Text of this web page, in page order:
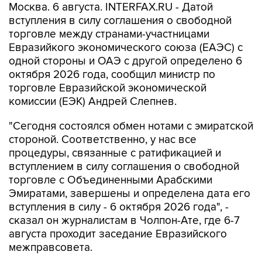
Москва. 6 августа. INTERFAX.RU - Датой
вступления в силу соглашения о свободной
торговле между странами-участницами
Евразийкого экономического союза (ЕАЭС) с
одной стороны и ОАЭ с другой определено 6
октября 2026 года, сообщил министр по
торговле Евразийской экономической
комиссии (ЕЭК) Андрей Слепнев.
"Сегодня состоялся обмен нотами с эмиратской
стороной. Соответственно, у нас все
процедуры, связанные с ратификацией и
вступлением в силу соглашения о свободной
торговле с Объединенными Арабскими
Эмиратами, завершены и определена дата его
вступления в силу - 6 октября 2026 года", -
сказал он журналистам в Чолпон-Ате, где 6-7
августа проходит заседание Евразийского
межправсовета.